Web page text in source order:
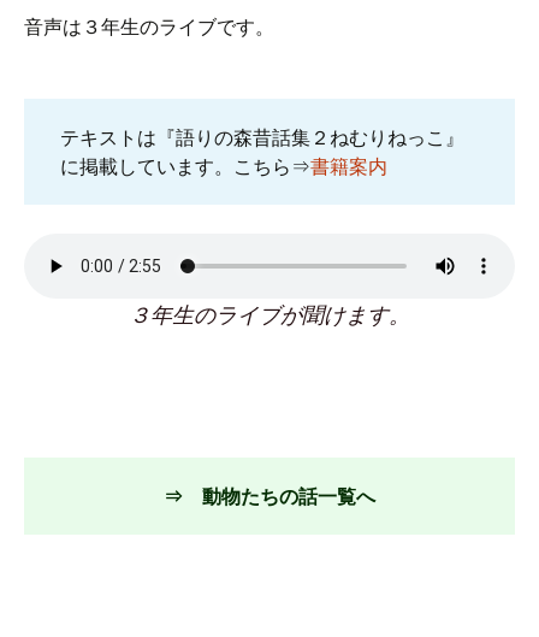
音声は３年生のライブです。
テキストは『語りの森昔話集２ねむりねっこ』
に掲載しています。こちら⇒書籍案内
３年生のライブが聞けます。
⇒ 動物たちの話一覧へ